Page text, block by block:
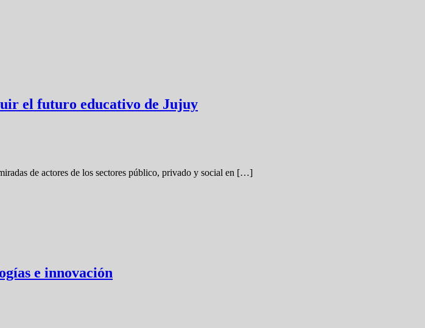
el futuro educativo de Jujuy
de actores de los sectores público, privado y social en […]
e innovación